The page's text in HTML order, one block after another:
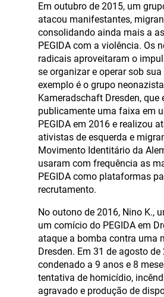
Em outubro de 2015, um
atacou manifestantes,
consolidando ainda mais a
PEGIDA com a violência. Os
radicais aproveitaram o
se organizar e operar sob
exemplo é o grupo
Kameradschaft Dresden, que
publicamente uma faixa em
PEGIDA em 2016 e realizou
ativistas de esquerda e
Movimento Identitário da
usaram com frequência as
PEGIDA como plataformas
recrutamento.
No outono de 2016, Nino K.,
um comício do PEGIDA em
ataque a bomba contra uma
Dresden. Em 31 de agosto de
condenado a 9 anos e 8
tentativa de homicídio,
agravado e produção de